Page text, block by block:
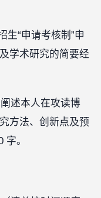
生“申请考核制”申
学术研究的简要经
述本人在攻读博
方法、创新点及预
。